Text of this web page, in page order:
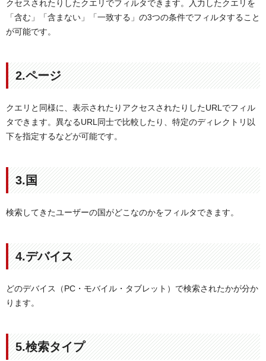
クセスされたりしたクエリでフィルタできます。入力したクエリを
「含む」「含まない」「一致する」の3つの条件でフィルタすること
が可能です。
2.ページ
クエリと同様に、表示されたりアクセスされたりしたURLでフィル
タできます。異なるURL同士で比較したり、特定のディレクトリ以
下を指定するなどが可能です。
3.国
検索してきたユーザーの国がどこなのかをフィルタできます。
4.デバイス
どのデバイス（PC・モバイル・タブレット）で検索されたかが分か
ります。
5.検索タイプ